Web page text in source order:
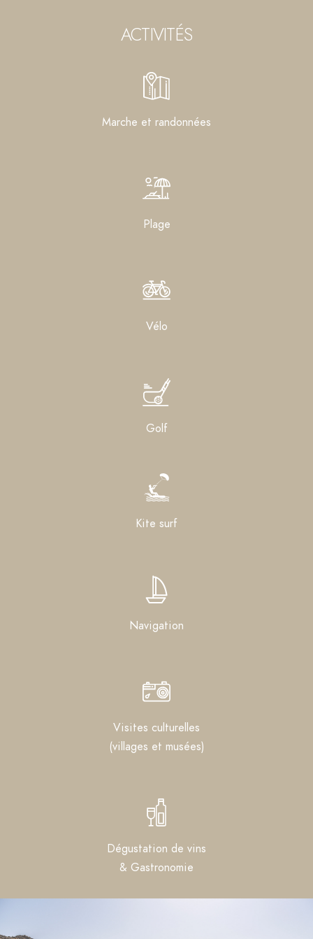
ACTIVITÉS
Marche et randonnées
Plage
Vélo
Golf
Kite surf
Navigation​
Visites culturelles
(villages et musées)​
Dégustation de vins
& Gastronomie